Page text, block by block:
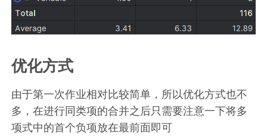
优化方式
由于第一次作业相对比较简单，所以优化方式也不
多，在进行同类项的合并之后只需要注意一下将多
项式中的首个负项放在最前面即可